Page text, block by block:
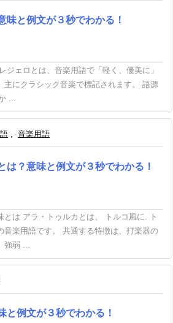
味と例文が３秒でわかる！
ジェロとは、音楽用語で「軽く、優美に」
主にクラシック音楽で標記されます。 語源
...
, 音楽用語
は？意味と例文が３秒でわかる！
とは アラ・トゥルカとは、 トルコ風に. ト
音楽用語です。 共通する特徴は、打楽器の
強弱 ...
と例文が３秒でわかる！